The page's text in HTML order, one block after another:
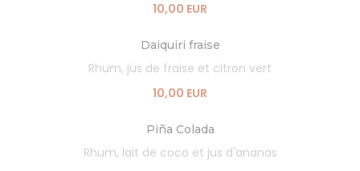
10,00 EUR
Daiquiri fraise
Rhum, jus de fraise et citron vert
10,00 EUR
Piña Colada
Rhum, lait de coco et jus d'ananas